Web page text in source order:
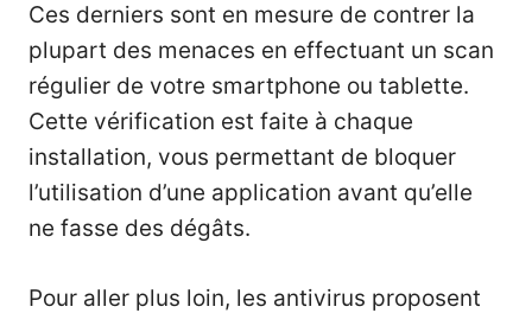
Ces derniers sont en mesure de contrer la
plupart des menaces en effectuant un scan
régulier de votre smartphone ou tablette.
Cette vérification est faite à chaque
installation, vous permettant de bloquer
l’utilisation d’une application avant qu’elle
ne fasse des dégâts.
Pour aller plus loin, les antivirus proposent